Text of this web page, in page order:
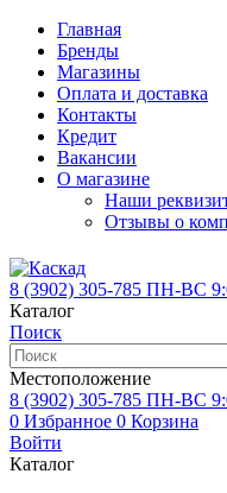
Главная
Бренды
Магазины
Оплата и доставка
Контакты
Кредит
Вакансии
О магазине
Наши
Отзывы о
8 (3902) 305-785 ПН-ВС
Каталог
Поиск
Местоположение
8 (3902) 305-785 ПН-ВС
0 Избранное 0 Корзина
Войти
Каталог